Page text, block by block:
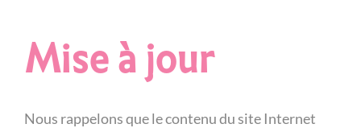
Mise à jour
Nous rappelons que le contenu du site Internet